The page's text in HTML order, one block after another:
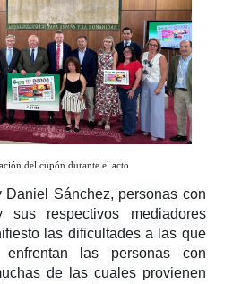
del cupón durante el acto
Daniel Sánchez, personas con
sus respectivos mediadores
las dificultades a las que
enfrentan las personas con
de las cuales provienen